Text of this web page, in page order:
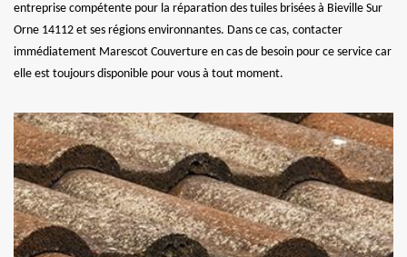
entreprise compétente pour la réparation des tuiles brisées à Bieville Sur
Orne 14112 et ses régions environnantes. Dans ce cas, contacter
immédiatement Marescot Couverture en cas de besoin pour ce service car
elle est toujours disponible pour vous à tout moment.